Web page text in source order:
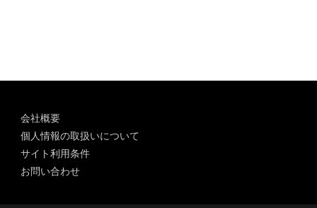
会社概要
個人情報の取扱いについて
サイト利用条件
お問い合わせ